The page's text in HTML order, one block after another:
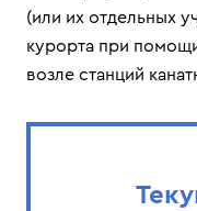
(или их отдельных
курорта при
возле станций